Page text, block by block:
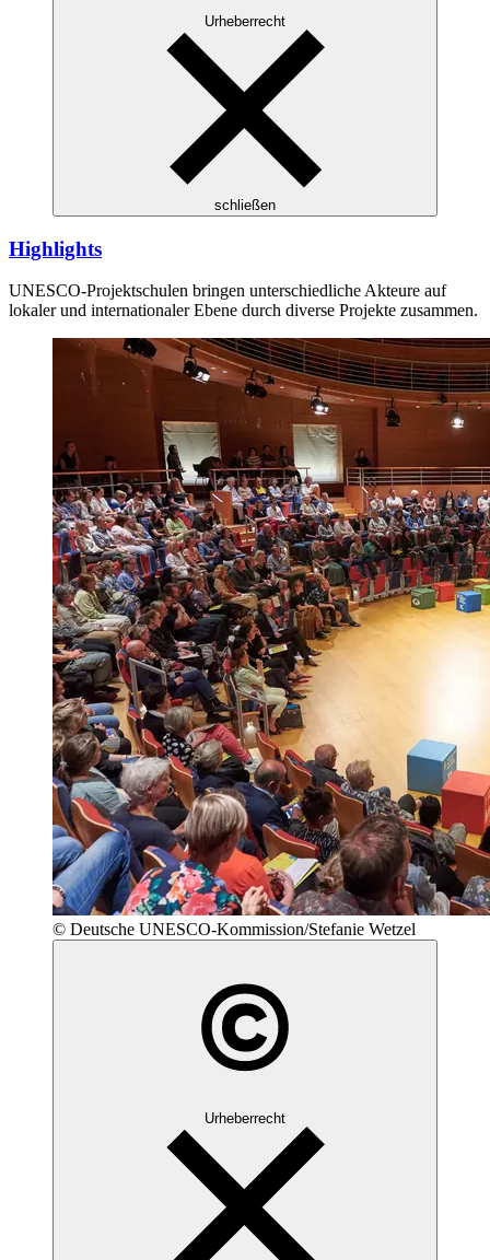
Urheberrecht
schließen
Highlights
UNESCO-Projektschulen bringen unterschiedliche Akteure auf
lokaler und internationaler Ebene durch diverse Projekte zusammen.
© Deutsche UNESCO-Kommission/Stefanie Wetzel
Urheberrecht